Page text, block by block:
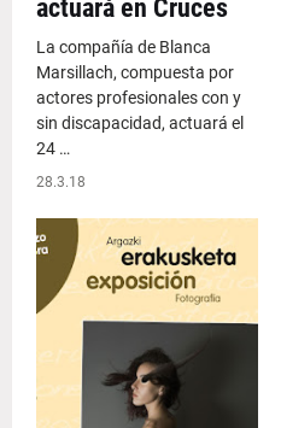
actuará en Cruces
La compañía de Blanca
Marsillach, compuesta por
actores profesionales con y
sin discapacidad, actuará el
24 …
28.3.18